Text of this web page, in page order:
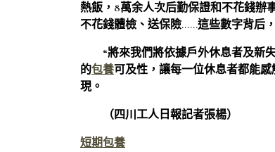
熱飯，8萬余人次后勤保證和不花錢辦
不花錢體檢、送保險……這些數字背后
“將來我們將依據戶外休息者及新
的包養可及性，讓每一位休息者都能
現。
（四川工人日報記者張楊）
短期包養